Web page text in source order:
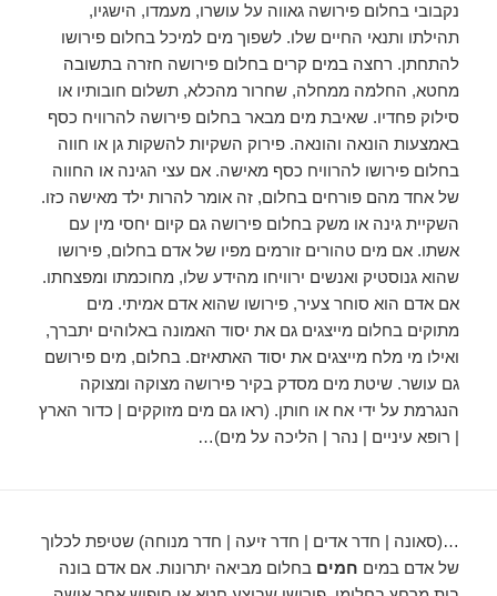
נקבובי בחלום פירושה גאווה על עושרו, מעמדו, הישגיו,
תהילתו ותנאי החיים שלו. לשפוך מים למיכל בחלום פירושו
להתחתן. רחצה במים קרים בחלום פירושה חזרה בתשובה
מחטא, החלמה ממחלה, שחרור מהכלא, תשלום חובותיו או
סילוק פחדיו. שאיבת מים מבאר בחלום פירושה להרוויח כסף
באמצעות הונאה והונאה. פירוק השקיות להשקות גן או חווה
בחלום פירושו להרוויח כסף מאישה. אם עצי הגינה או החווה
של אחד מהם פורחים בחלום, זה אומר להרות ילד מאישה כזו.
השקיית גינה או משק בחלום פירושה גם קיום יחסי מין עם
אשתו. אם מים טהורים זורמים מפיו של אדם בחלום, פירושו
שהוא גנוסטיק ואנשים ירוויחו מהידע שלו, מחוכמתו ומפצחתו.
אם אדם הוא סוחר צעיר, פירושו שהוא אדם אמיתי. מים
מתוקים בחלום מייצגים גם את יסוד האמונה באלוהים יתברך,
ואילו מי מלח מייצגים את יסוד האתאיזם. בחלום, מים פירושם
גם עושר. שיטת מים מסדק בקיר פירושה מצוקה ומצוקה
הנגרמת על ידי אח או חותן. (ראו גם מים מזוקקים | כדור הארץ
| רופא עיניים | נהר | הליכה על מים)…
…(סאונה | חדר אדים | חדר זיעה | חדר מנוחה) שטיפת לכלוך
של אדם במים חמים בחלום מביאה יתרונות. אם אדם בונה